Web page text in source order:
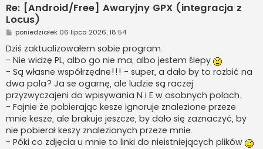
Re: [Android/Free] Awaryjny GPX (integracja z
Locus)
P
o
s
t
poniedziałek 06 lipca 2026, 18:54
Dziś zaktualizowałem sobie program.
- Nie widzę PL, albo go nie ma, albo jestem ślepy
- Są własne współrzędne!!! - super, a dało by to rozbić na
dwa pola? Ja se ogarnę, ale ludzie są raczej
przyzwyczajeni do wpisywania N i E w osobnych polach.
- Fajnie że pobierając kesze ignoruje znalezione przeze
mnie kesze, ale brakuje jeszcze, by dało się zaznaczyć, by
nie pobierał keszy znalezionych przeze mnie.
- Póki co zdjęcia u mnie to linki do nieistniejących plików